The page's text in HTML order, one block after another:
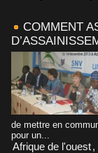
COMMENT
de mettre en
pour un...
Afrique de l'ouest,